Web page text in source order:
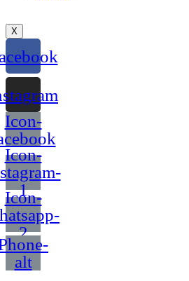
X
Icon-
Icon-
1
Icon-
2
alt